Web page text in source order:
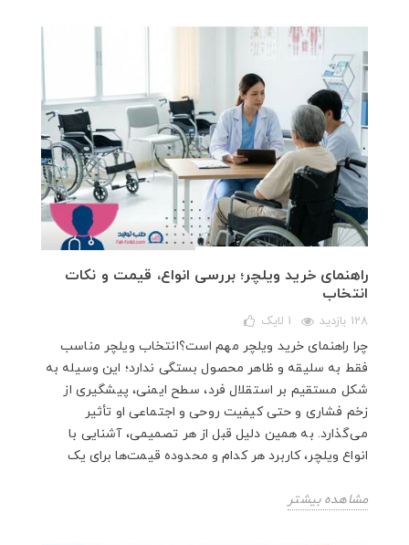
راهنمای خرید ویلچر؛ بررسی انواع، قیمت و نکات
انتخاب
128 بازدید 1 لایک
چرا راهنمای خرید ویلچر مهم است؟انتخاب ویلچر مناسب
فقط به سلیقه و ظاهر محصول بستگی ندارد؛ این وسیله به
شکل مستقیم بر استقلال فرد، سطح ایمنی، پیشگیری از
زخم فشاری و حتی کیفیت روحی و اجتماعی او تأثیر
می‌گذارد. به همین دلیل قبل از هر تصمیمی، آشنایی با
انواع ویلچر، کاربرد هر کدام و محدوده قیمت‌ها برای یک
مشاهده بیشتر